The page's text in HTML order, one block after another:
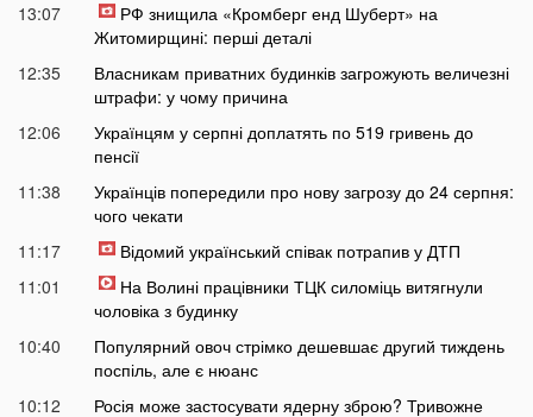
13:07
РФ знищила «Кромберг енд Шуберт» на
Житомирщині: перші деталі
12:35
Власникам приватних будинків загрожують величезні
штрафи: у чому причина
12:06
Українцям у серпні доплатять по 519 гривень до
пенсії
11:38
Українців попередили про нову загрозу до 24 серпня:
чого чекати
11:17
Відомий український співак потрапив у ДТП
11:01
На Волині працівники ТЦК силоміць витягнули
чоловіка з будинку
10:40
Популярний овоч стрімко дешевшає другий тиждень
поспіль, але є нюанс
10:12
Росія може застосувати ядерну зброю? Тривожне